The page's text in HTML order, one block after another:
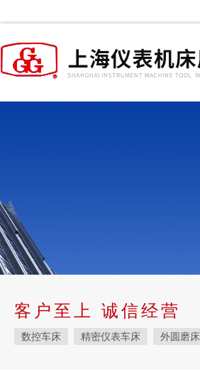
客户至上 诚信经营
数控车床 精密仪表车床 外圆磨床